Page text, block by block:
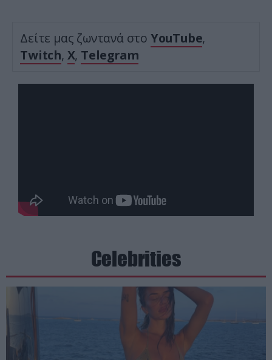
Δείτε μας ζωντανά στο YouTube,
Twitch, X, Telegram
Celebrities